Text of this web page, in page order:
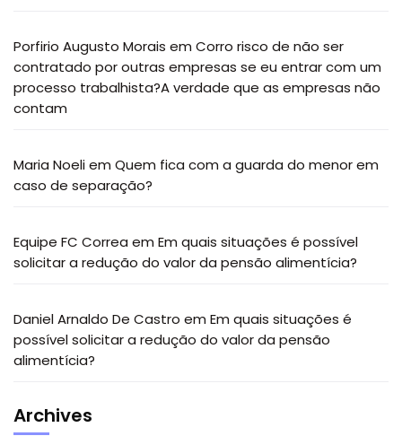
Porfirio Augusto Morais em Corro risco de não ser
contratado por outras empresas se eu entrar com um
processo trabalhista?A verdade que as empresas não
contam
Maria Noeliem Quem fica com a guarda do menor em
caso de separação?
Equipe FC Correa em Em quais situações é possível
solicitar a redução do valor da pensão alimentícia?
Daniel Arnaldo De Castro em Em quais situações é
possível solicitar a redução do valor da pensão
alimentícia?
Archives